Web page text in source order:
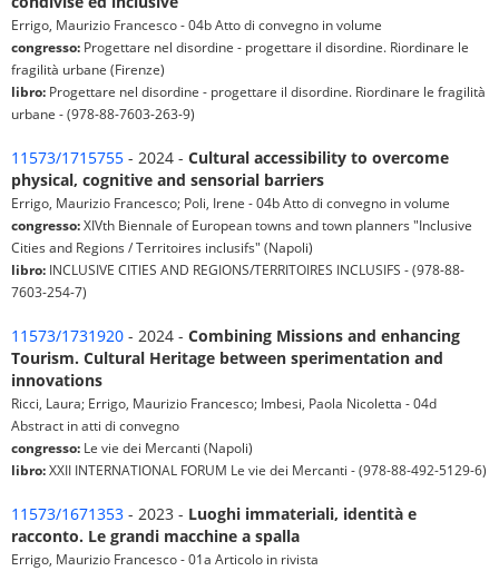
Errigo, Maurizio Francesco - 04b Atto di convegno in volume
congresso: Progettare nel disordine - progettare il disordine. Riordinare le
fragilità urbane (Firenze)
libro: Progettare nel disordine - progettare il disordine. Riordinare le fragilità
urbane - (978-88-7603-263-9)
11573/1715755 - 2024 - Cultural accessibility to overcome
physical, cognitive and sensorial barriers
Errigo, Maurizio Francesco; Poli, Irene - 04b Atto di convegno in volume
congresso:XIVth Biennale of European towns and town planners "Inclusive
Cities and Regions / Territoires inclusifs" (Napoli)
libro: INCLUSIVE CITIES AND REGIONS/TERRITOIRES INCLUSIFS - (978-88-
7603-254-7)
11573/1731920 - 2024 - Combining Missions and enhancing
Tourism. Cultural Heritage between sperimentation and
innovations
Ricci, Laura; Errigo, Maurizio Francesco; Imbesi, Paola Nicoletta - 04d
Abstract in atti di convegno
congresso: Le vie dei Mercanti (Napoli)
libro:XXII INTERNATIONAL FORUM Le vie dei Mercanti - (978-88-492-5129-6)
11573/1671353 - 2023 - Luoghi immateriali, identità e
racconto. Le grandi macchine a spalla
Errigo, Maurizio Francesco - 01a Articolo in rivista